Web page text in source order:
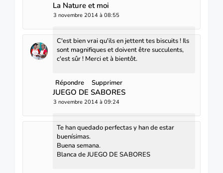
La Nature et moi
3 novembre 2014 à 08:55
C'est bien vrai qu'ils en jettent tes biscuits ! Ils
sont magnifiques et doivent être succulents,
c'est sûr ! Merci et à bientôt.
Répondre Supprimer
JUEGO DE SABORES
3 novembre 2014 à 09:24
Te han quedado perfectas y han de estar
buenísimas.
Buena semana.
Blanca deJUEGO DE SABORES